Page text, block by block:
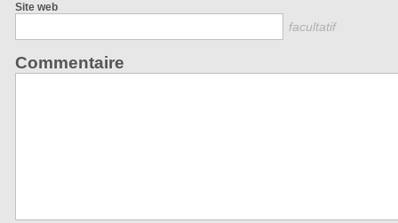
Site web
facultatif
Commentaire